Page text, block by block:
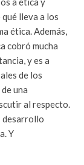
lleva a los
ética. Además,
cobró mucha
y es a
de los
una
al respecto.
desarrollo
Y